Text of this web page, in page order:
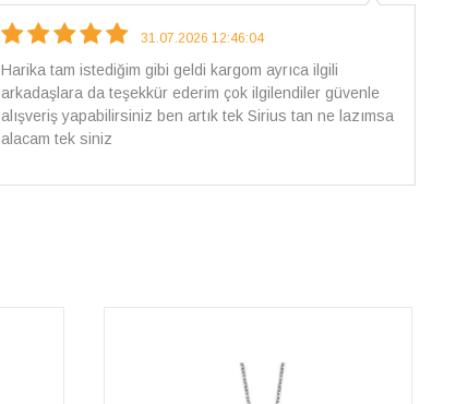
18.07.2026 12:38:01
Pirlantami teslim alana kadar tüm surecte bilgilendirildim,
güvenli bir alisveris oldu benim icin ve paketleme özenle
yapilmisti sorunsuz bir sekilde pirlantami takiyorum. Yeni
alisveris adresim artik belli.🤩 Tesekkurler Sirius